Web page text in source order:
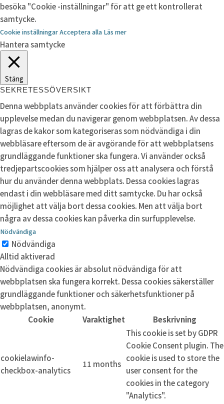
besöka "Cookie -inställningar" för att ge ett kontrollerat
samtycke.
Cookie inställningarAcceptera alla Läs mer
Hantera samtycke
Stäng
SEKRETESSÖVERSIKT
Denna webbplats använder cookies för att förbättra din
upplevelse medan du navigerar genom webbplatsen. Av dessa
lagras de kakor som kategoriseras som nödvändiga i din
webbläsare eftersom de är avgörande för att webbplatsens
grundläggande funktioner ska fungera. Vi använder också
tredjepartscookies som hjälper oss att analysera och förstå
hur du använder denna webbplats. Dessa cookies lagras
endast i din webbläsare med ditt samtycke. Du har också
möjlighet att välja bort dessa cookies. Men att välja bort
några av dessa cookies kan påverka din surfupplevelse.
Nödvändiga
Nödvändiga
Alltid aktiverad
Nödvändiga cookies är absolut nödvändiga för att
webbplatsen ska fungera korrekt. Dessa cookies säkerställer
grundläggande funktioner och säkerhetsfunktioner på
webbplatsen, anonymt.
Cookie
Varaktighet Beskrivning
cookielawinfo-
checkbox-analytics
11 months
This cookie is set by GDPR
Cookie Consent plugin. The
cookie is used to store the
user consent for the
cookies in the category
"Analytics".